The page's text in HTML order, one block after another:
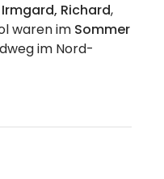
Richard,
waren im Sommer
im Nord-